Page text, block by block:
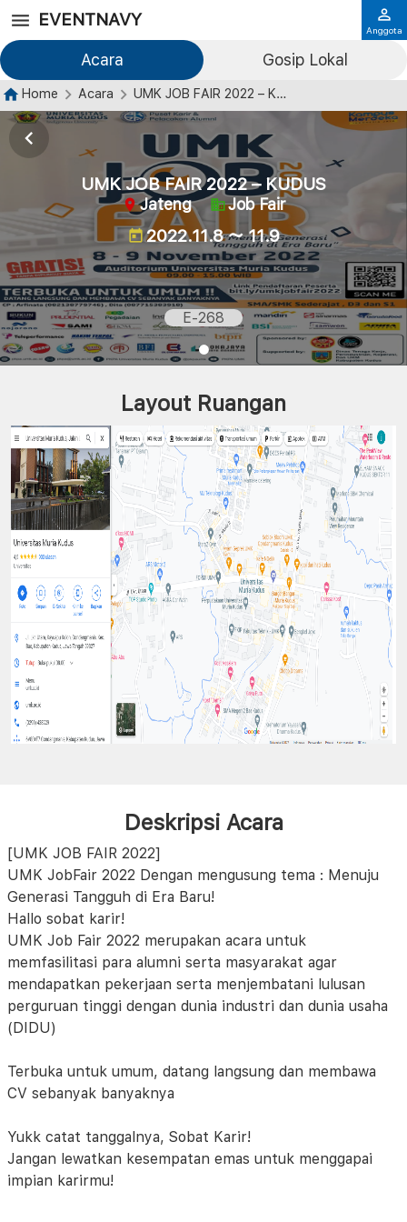
EVENTNAVY
Acara Gosip Lokal
Anggota
Home Acara UMK JOB FAIR 2022 – KUDUS
UMK JOB FAIR 2022 – KUDUS
Jateng Job Fair
2022.11.8 ～ 11.9
E-268
Layout Ruangan
Deskripsi Acara
[UMK JOB FAIR 2022]
UMK JobFair 2022 Dengan mengusung tema : Menuju
Generasi Tangguh di Era Baru!
Hallo sobat karir!
UMK Job Fair 2022 merupakan acara untuk
memfasilitasi para alumni serta masyarakat agar
mendapatkan pekerjaan serta menjembatani lulusan
perguruan tinggi dengan dunia industri dan dunia usaha
(DIDU)
Terbuka untuk umum, datang langsung dan membawa
CV sebanyak banyaknya
Yukk catat tanggalnya, Sobat Karir!
Jangan lewatkan kesempatan emas untuk menggapai
impian karirmu!